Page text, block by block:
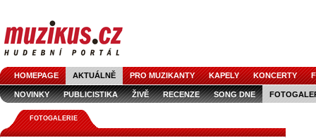
HOMEPAGE AKTUÁLNĚ PRO MUZIKANTY KAPELY KONCERTY
NOVINKY PUBLICISTIKA ŽIVĚ RECENZE SONG DNE
FOTOGALERIE